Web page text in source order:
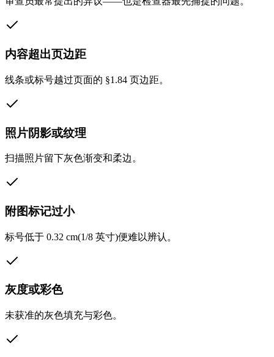
内容超出页边距
线条或标号越过页面的 §1.84 页边距。
照片阴影或纹理
扫描照片留下灰色渐变和柔边。
附图标记过小
标号低于 0.32 cm(1/8 英寸)便难以辨认。
灰度或彩色
未获准的灰色填充与彩色。